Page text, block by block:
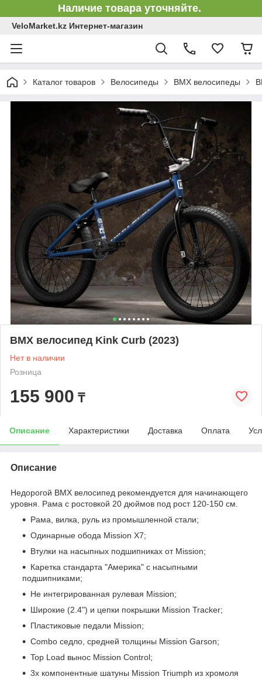
Наличие товара уточняйте.
VeloMarket.kz Интернет-магазин
Каталог товаров Велосипеды BMX велосипеды
BMX велосипед Kink Curb (2023)
Нет в наличии
Розница
155 900 ₸
Описание Характеристики Доставка Оплата
Описание
Недорогой BMX велосипед рекомендуется для начинающего
уровня. Рама с ростовкой 20 дюймов под рост 120-150 см.
Рама, вилка, руль из промышленной стали;
Одинарные обода Mission X7;
Втулки на насыпных подшипниках от Mission;
Каретка стандарта "Америка" с насыпными
подшипниками;
Не интегрированная рулевая Mission;
Широкие (2.4") и цепки покрышки Mission Tracker;
Пластиковые педали Mission;
Combo седло, средней толщины Mission Garson;
Top Load вынос Mission Control;
3х компонентные шатуны Mission Triumph из хромоля